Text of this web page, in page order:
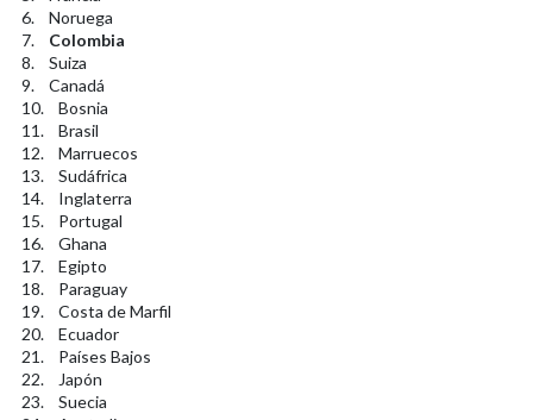
6. Noruega
7. Colombia
8. Suiza
9. Canadá
10. Bosnia
11. Brasil
12. Marruecos
13. Sudáfrica
14. Inglaterra
15. Portugal
16. Ghana
17. Egipto
18. Paraguay
19. Costa de Marfil
20. Ecuador
21. Países Bajos
22. Japón
23. Suecia